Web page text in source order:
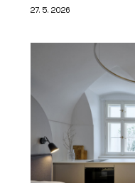
27. 5. 2026